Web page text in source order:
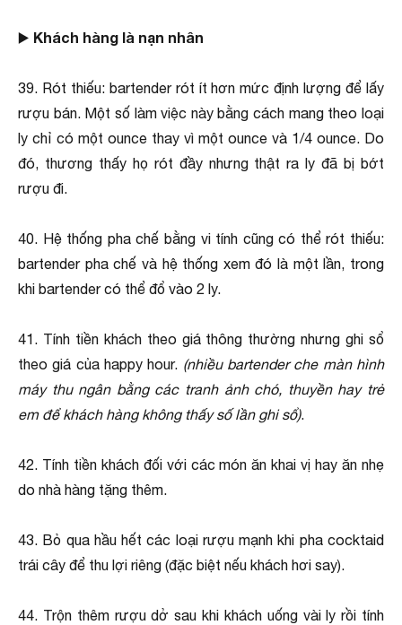
▶️ Khách hàng là nạn nhân
39. Rót thiếu: bartender rót ít hơn mức định lượng để lấy
rượu bán. Một số làm việc này bằng cách mang theo loại
ly chỉ có một ounce thay vì một ounce và 1/4 ounce. Do
đó, thương thấy họ rót đầy nhưng thật ra ly đã bị bớt
rượu đi.
40. Hệ thống pha chế bằng vi tính cũng có thể rót thiếu:
bartender pha chế và hệ thống xem đó là một lần, trong
khi bartender có thể đổ vào 2 ly.
41. Tính tiền khách theo giá thông thường nhưng ghi sổ
theo giá của happy hour. (nhiều bartender che màn hình
máy thu ngân bằng các tranh ảnh chó, thuyền hay trẻ
em để khách hàng không thấy số lần ghi sổ).
42. Tính tiền khách đối với các món ăn khai vị hay ăn nhẹ
do nhà hàng tặng thêm.
43. Bỏ qua hầu hết các loại rượu mạnh khi pha cocktaid
trái cây để thu lợi riêng (đặc biệt nếu khách hơi say).
44. Trộn thêm rượu dở sau khi khách uống vài ly rồi tính